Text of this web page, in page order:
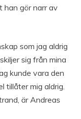
han gör narr av
som jag aldrig
sig från mina
kunde vara den
tillåter mig aldrig.
är Andreas